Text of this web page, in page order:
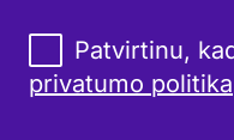
Patvirtinu,
privatumo politika